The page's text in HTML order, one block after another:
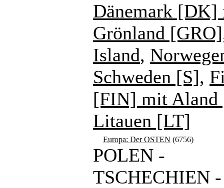
Dänemark [DK]
Grönland [GRO]
Island,
Schweden [S],
[FIN] mit
Litauen [LT]
Europa: Der OSTEN (6756)
POLEN -
TSCHECHIEN -